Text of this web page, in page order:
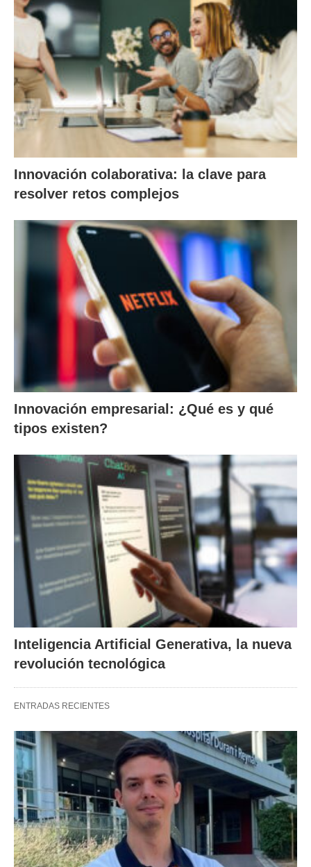
Innovación colaborativa: la clave para
resolver retos complejos
Innovación empresarial: ¿Qué es y qué
tipos existen?
Inteligencia Artificial Generativa, la nueva
revolución tecnológica
ENTRADAS RECIENTES